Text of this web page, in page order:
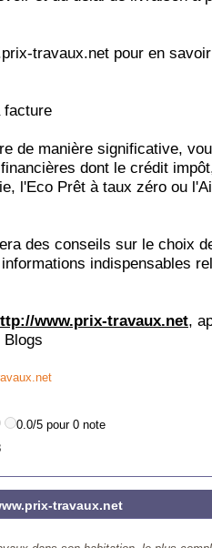
travaux.net pour en
facture
de manière significative,
dont le crédit
l'Eco Prêt à taux zéro ou
des conseils sur le choix
indispensables
www.prix-travaux.net,
Blogs
0.0/5 pour 0 note
travaux.net